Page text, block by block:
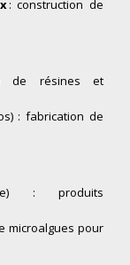
: construction de
de résines et
: fabrication de
: produits
microalgues pour